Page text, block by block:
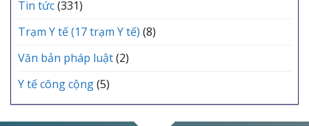
Tin tức(331)
Trạm Y tế (17 trạm Y tế) (8)
Văn bản pháp luật(2)
Y tế công cộng(5)